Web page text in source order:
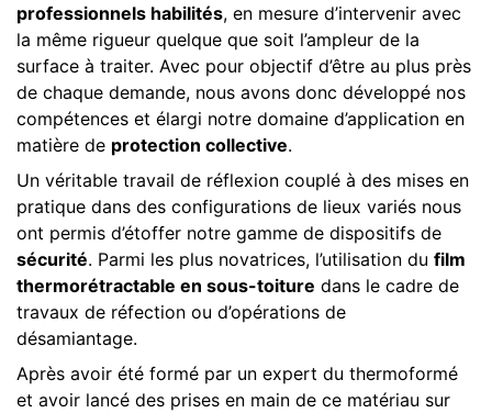
professionnels habilités, en mesure d’intervenir avec
la même rigueur quelque que soit l’ampleur de la
surface à traiter. Avec pour objectif d’être au plus près
de chaque demande, nous avons donc développé nos
compétences et élargi notre domaine d’application en
matière de protection collective.
Un véritable travail de réflexion couplé à des mises en
pratique dans des configurations de lieux variés nous
ont permis d’étoffer notre gamme de dispositifs de
sécurité. Parmi les plus novatrices, l’utilisation du film
thermorétractable en sous-toiture dans le cadre de
travaux de réfection ou d’opérations de
désamiantage.
Après avoir été formé par un expert du thermoformé
et avoir lancé des prises en main de ce matériau sur